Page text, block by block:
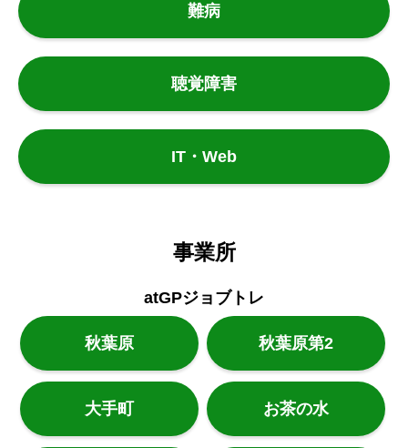
難病
聴覚障害
IT・Web
事業所
atGPジョブトレ
秋葉原 秋葉原第2
大手町 お茶の水